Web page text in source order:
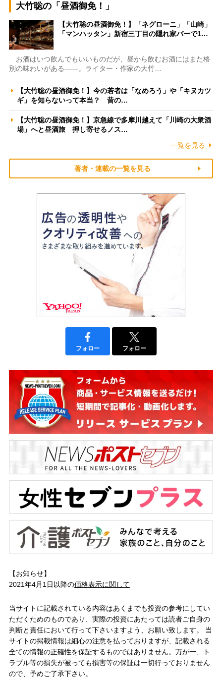
大竹聡の「昼酒御免！」
【大竹聡の昼酒御免！】「ネグローニ」「山崎」
「マンハッタン」新宿三丁目の隠れ家バーで1…
お酒はいつ飲んでもいいものだが、昼から飲むお酒にはまた格
別の味わいがある――。ライター・作家の大竹…
【大竹聡の昼酒御免！】今の若者は「なめろう」や「キヌカツ
ギ」を知らないって本当？ 昔の…
【大竹聡の昼酒御免！】京急線で多摩川越えて「川崎の大衆酒
場」へと昼酒旅 押し寄せるノス…
一覧を見る
著者・連載の一覧を見る
フォロー フォロー
【お知らせ】
2021年4月1日以降の価格表示に関して
当サイトに記載されている内容はあくまでも投資の参考にしてい
ただくためのものであり、実際の投資にあたっては読者ご自身の
判断と責任において行って下さいますよう、お願い致します。 当
サイトの掲載情報は細心の注意を払っておりますが、記載される
全ての情報の正確性を保証するものではありません。万が一、ト
ラブル等の損失が被っても損害等の保証は一切行っておりません
ので、予めご了承下さい。